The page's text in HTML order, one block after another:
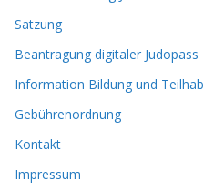
Satzung
Beantragung digitaler Judopass
Information Bildung und
Gebührenordnung
Kontakt
Impressum